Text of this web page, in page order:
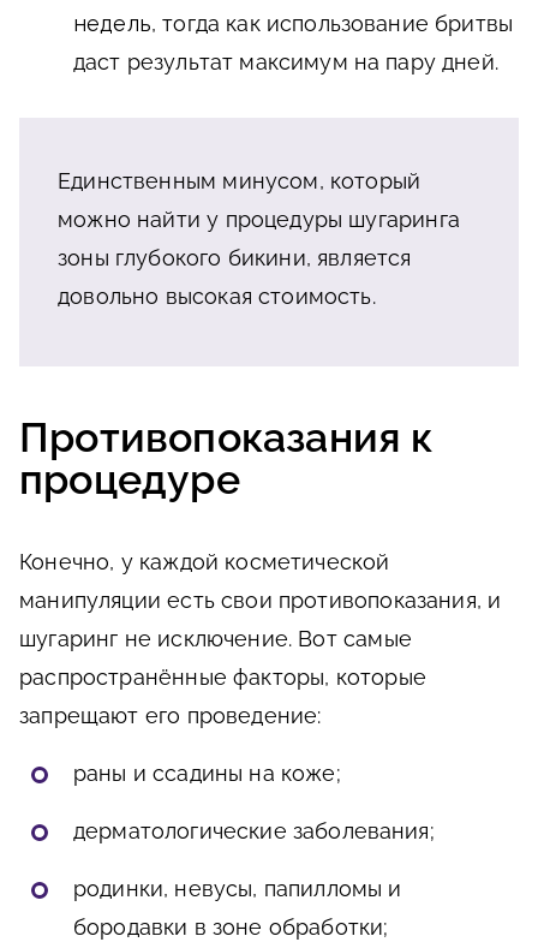
недель, тогда как использование бритвы
даст результат максимум на пару дней.
Единственным минусом, который
можно найти у процедуры шугаринга
зоны глубокого бикини, является
довольно высокая стоимость.
Противопоказания к
процедуре
Конечно, у каждой косметической
манипуляции есть свои противопоказания, и
шугаринг не исключение. Вот самые
распространённые факторы, которые
запрещают его проведение:
раны и ссадины на коже;
дерматологические заболевания;
родинки, невусы, папилломы и
бородавки в зоне обработки;